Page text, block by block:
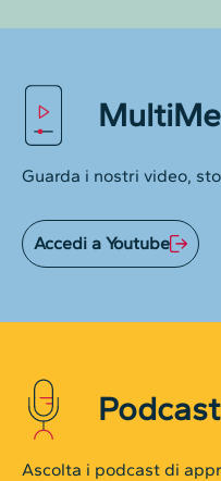
Guarda i nostri video,
Accedi a Youtube
Podcast
Ascolta i podcast di